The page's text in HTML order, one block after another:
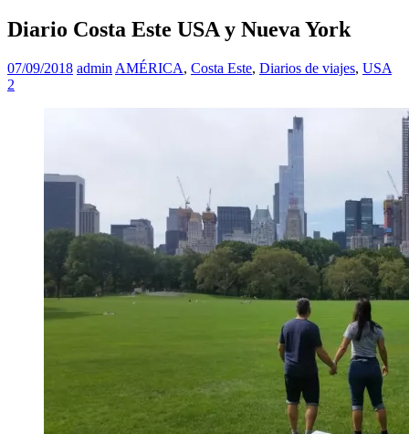
Diario Costa Este USA y Nueva York
07/09/2018 admin AMÉRICA, Costa Este, Diarios de viajes, USA
2